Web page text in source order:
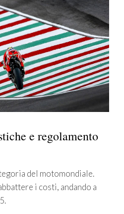
e regolamento
del motomondiale.
i costi, andando a